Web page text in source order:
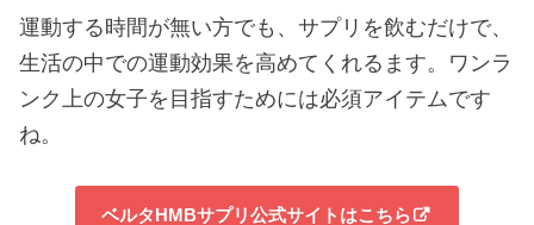
運動する時間が無い方でも、サプリを飲むだけで、
生活の中での運動効果を高めてくれるます。ワンラ
ンク上の女子を目指すためには必須アイテムです
ね。
ベルタHMBサプリ公式サイトはこちら